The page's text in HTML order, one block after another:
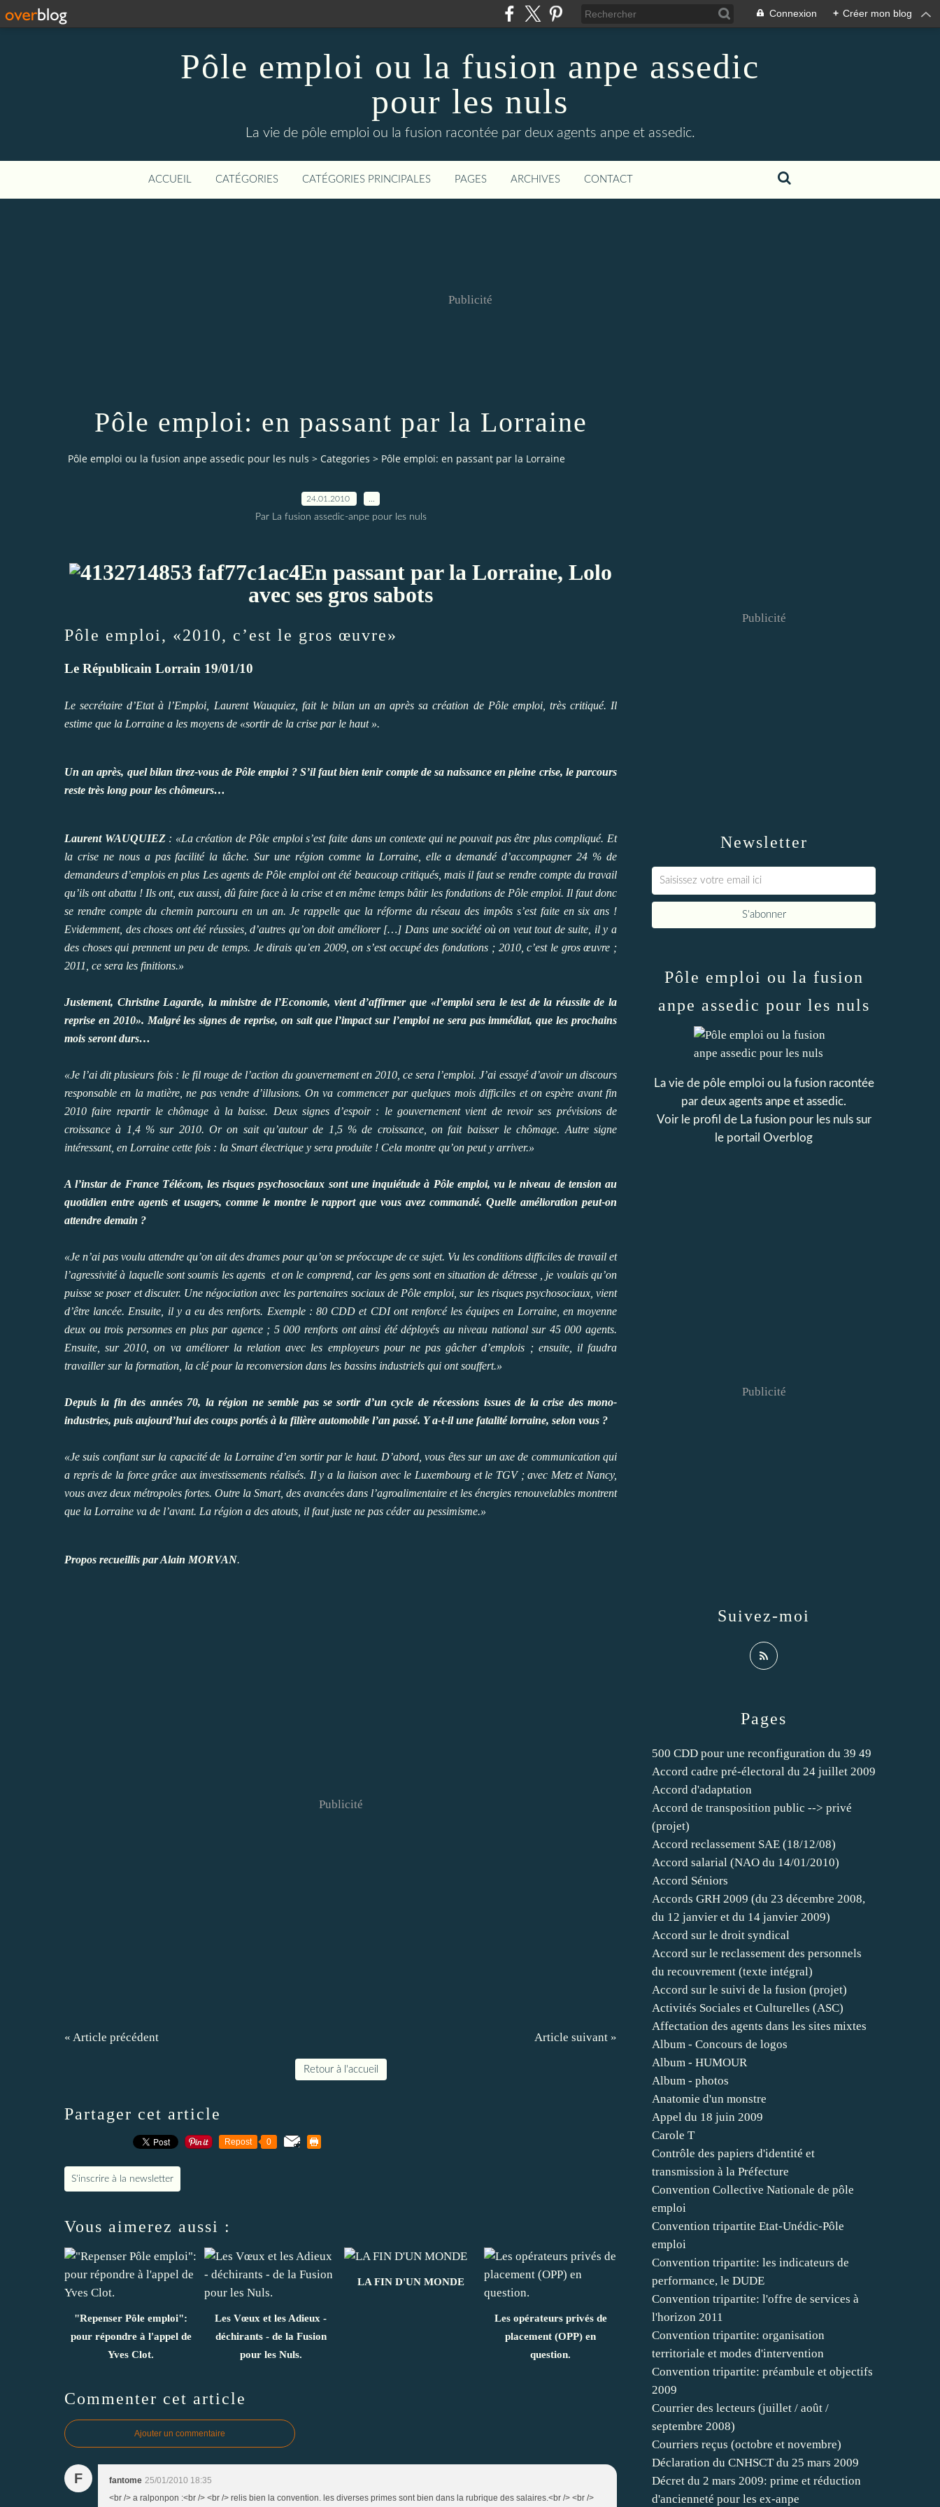
Connexion + Créer mon blog
Pôle emploi ou la fusion anpe assedic
pour les nuls
La vie de pôle emploi ou la fusion racontée par deux agents anpe et assedic.
ACCUEIL CATÉGORIES CATÉGORIES PRINCIPALES PAGES ARCHIVES CONTACT
Publicité
Pôle emploi: en passant par la Lorraine
Pôle emploi ou la fusion anpe assedic pour les nuls > Categories > Pôle emploi: en passant par la Lorraine
24.01.2010
Par La fusion assedic-anpe pour les nuls
En passant par la Lorraine, Lolo
avec ses gros sabots
Pôle emploi, «2010, c’est le gros œuvre»
Le Républicain Lorrain 19/01/10
Le secrétaire d’Etat à l’Emploi, Laurent Wauquiez, fait le bilan un an après sa création de Pôle emploi, très critiqué. Il
estime que la Lorraine a les moyens de «sortir de la crise par le haut ».
Un an après, quel bilan tirez-vous de Pôle emploi ? S’il faut bien tenir compte de sa naissance en pleine crise, le parcours
reste très long pour les chômeurs…
Laurent WAUQUIEZ: «La création de Pôle emploi s’est faite dans un contexte qui ne pouvait pas être plus compliqué. Et
la crise ne nous a pas facilité la tâche. Sur une région comme la Lorraine, elle a demandé d’accompagner 24 % de
demandeurs d’emplois en plus Les agents de Pôle emploi ont été beaucoup critiqués, mais il faut se rendre compte du travail
qu’ils ont abattu ! Ils ont, eux aussi, dû faire face à la crise et en même temps bâtir les fondations de Pôle emploi. Il faut donc
se rendre compte du chemin parcouru en un an. Je rappelle que la réforme du réseau des impôts s’est faite en six ans !
Evidemment, des choses ont été réussies, d’autres qu’on doit améliorer […] Dans une société où on veut tout de suite, il y a
des choses qui prennent un peu de temps. Je dirais qu’en 2009, on s’est occupé des fondations ; 2010, c’est le gros œuvre ;
2011, ce sera les finitions.»
Justement, Christine Lagarde, la ministre de l’Economie, vient d’affirmer que «l’emploi sera le test de la réussite de la
reprise en 2010». Malgré les signes de reprise, on sait que l’impact sur l’emploi ne sera pas immédiat, que les prochains
mois seront durs…
«Je l’ai dit plusieurs fois : le fil rouge de l’action du gouvernement en 2010, ce sera l’emploi. J’ai essayé d’avoir un discours
responsable en la matière, ne pas vendre d’illusions. On va commencer par quelques mois difficiles et on espère avant fin
2010 faire repartir le chômage à la baisse. Deux signes d’espoir : le gouvernement vient de revoir ses prévisions de
croissance à 1,4 % sur 2010. Or on sait qu’autour de 1,5 % de croissance, on fait baisser le chômage. Autre signe
intéressant, en Lorraine cette fois : la Smart électrique y sera produite ! Cela montre qu’on peut y arriver.»
A l’instar de France Télécom, les risques psychosociaux sont une inquiétude à Pôle emploi, vu le niveau de tension au
quotidien entre agents et usagers, comme le montre le rapport que vous avez commandé. Quelle amélioration peut-on
attendre demain ?
«Je n’ai pas voulu attendre qu’on ait des drames pour qu’on se préoccupe de ce sujet. Vu les conditions difficiles de travail et
l’agressivité à laquelle sont soumis les agents ­ et on le comprend, car les gens sont en situation de détresse ­, je voulais qu’on
puisse se poser et discuter. Une négociation avec les partenaires sociaux de Pôle emploi, sur les risques psychosociaux, vient
d’être lancée. Ensuite, il y a eu des renforts. Exemple : 80 CDD et CDI ont renforcé les équipes en Lorraine, en moyenne
deux ou trois personnes en plus par agence ; 5 000 renforts ont ainsi été déployés au niveau national sur 45 000 agents.
Ensuite, sur 2010, on va améliorer la relation avec les employeurs pour ne pas gâcher d’emplois ; ensuite, il faudra
travailler sur la formation, la clé pour la reconversion dans les bassins industriels qui ont souffert.»
Depuis la fin des années 70, la région ne semble pas se sortir d’un cycle de récessions issues de la crise des mono-
industries, puis aujourd’hui des coups portés à la filière automobile l’an passé. Y a-t-il une fatalité lorraine, selon vous ?
«Je suis confiant sur la capacité de la Lorraine d’en sortir par le haut. D’abord, vous êtes sur un axe de communication qui
a repris de la force grâce aux investissements réalisés. Il y a la liaison avec le Luxembourg et le TGV ; avec Metz et Nancy,
vous avez deux métropoles fortes. Outre la Smart, des avancées dans l’agroalimentaire et les énergies renouvelables montrent
que la Lorraine va de l’avant. La région a des atouts, il faut juste ne pas céder au pessimisme.»
Propos recueillis par Alain MORVAN.
Publicité
« Article précédent Article suivant »
Retour à l'accueil
Partager cet article
Repost 0
S'inscrire à la newsletter
Vous aimerez aussi :
"Repenser Pôle emploi":
pour répondre à l'appel de
Yves Clot.
Les Vœux et les Adieux -
déchirants - de la Fusion
pour les Nuls.
LA FIN D'UN MONDE
Les opérateurs privés de
placement (OPP) en
question.
Commenter cet article
Ajouter un commentaire
F fantome 25/01/2010 18:35
<br /> a ralponpon :<br /> <br /> relis bien la convention. les diverses primes sont bien dans la rubrique des salaires.<br /> <br />
Newsletter
Publicité
Pages
500 CDD pour une reconfiguration du 39 49
Accord cadre pré-électoral du 24 juillet 2009
Accord d'adaptation
Accord de transposition public --> privé
(projet)
Accord reclassement SAE (18/12/08)
Accord salarial (NAO du 14/01/2010)
Accord Séniors
Accords GRH 2009 (du 23 décembre 2008,
du 12 janvier et du 14 janvier 2009)
Accord sur le droit syndical
Accord sur le reclassement des personnels
du recouvrement (texte intégral)
Accord sur le suivi de la fusion (projet)
Activités Sociales et Culturelles (ASC)
Affectation des agents dans les sites mixtes
Album - Concours de logos
Album - HUMOUR
Album - photos
Anatomie d'un monstre
Appel du 18 juin 2009
Carole T
Contrôle des papiers d'identité et
transmission à la Préfecture
Convention Collective Nationale de pôle
emploi
Convention tripartite Etat-Unédic-Pôle
emploi
Convention tripartite: les indicateurs de
performance, le DUDE
Convention tripartite: l'offre de services à
l'horizon 2011
Convention tripartite: organisation
territoriale et modes d'intervention
Convention tripartite: préambule et objectifs
2009
Courrier des lecteurs (juillet / août /
septembre 2008)
Courriers reçus (octobre et novembre)
Déclaration du CNHSCT du 25 mars 2009
Décret du 2 mars 2009: prime et réduction
d'ancienneté pour les ex-anpe
Pôle emploi ou la fusion
anpe assedic pour les nuls
La vie de pôle emploi ou la fusion racontée
par deux agents anpe et assedic.
Voir le profil de La fusion pour les nulssur
le portail Overblog
Suivez-moi
Publicité